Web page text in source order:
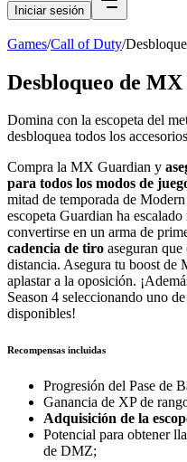
Iniciar sesión
Games/Call of Duty/
Desbloqueo de
Domina con la escopeta del
desbloquea todos los
Compra la MX Guardian y
para todos los modos de
mitad de temporada de
escopeta Guardian ha
convertirse en un arma de
cadencia de tiro aseguran
distancia. Asegura tu boost
aplastar a la oposición.
Season 4 seleccionando uno
disponibles!
Recompensas incluidas
Progresión del Pase de
Ganancia de XP de
Adquisición de la
Potencial para obtener
de DMZ;